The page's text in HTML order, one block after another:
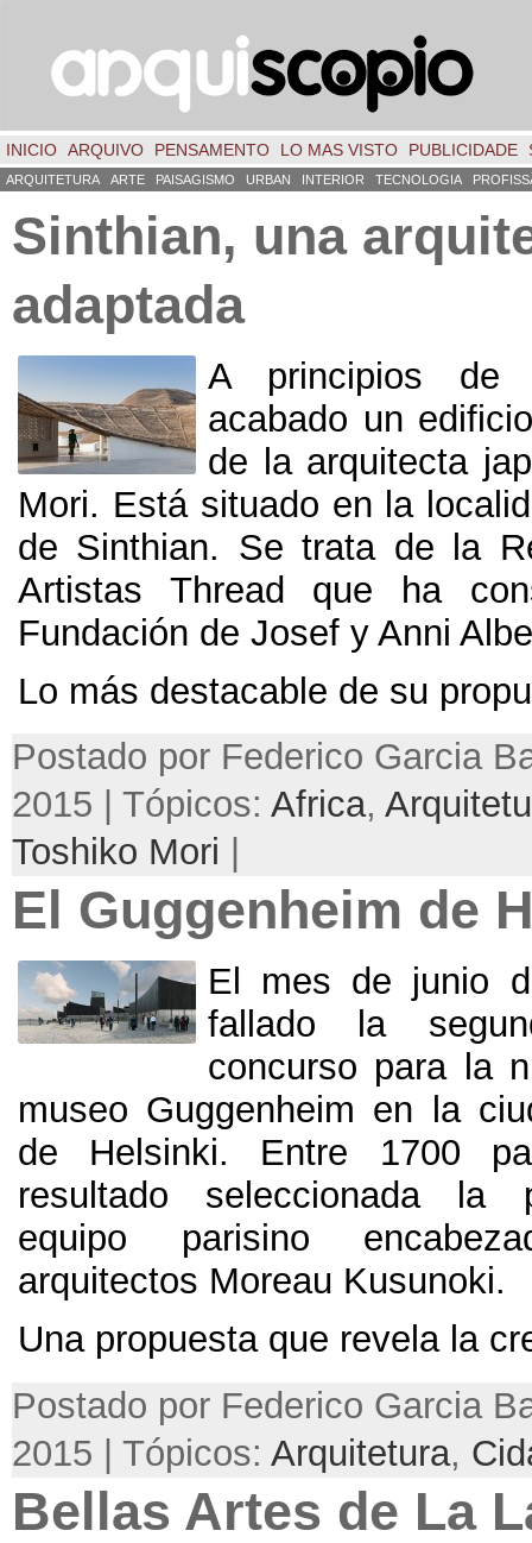
INICIO ARQUIVO PENSAMENTO LO MAS VISTO PUBLICIDADE
ARQUITETURA ARTE PAISAGISMO URBAN INTERIOR TECNOLOGIA
Sinthian, una
adaptada
A principios
acabado un
de la arquitecta
Mori. Está situado en la
de Sinthian. Se trata de la
Artistas Thread que ha
Fundación de Josef y Anni
Lo más destacable de su
Postado por Federico Garcia
2015 | Tópicos: Africa,
Toshiko Mori
El Guggenheim de
El mes de junio
fallado la
concurso para la
museo Guggenheim en la
de Helsinki. Entre 1700
resultado seleccionada la
equipo parisino
arquitectos Moreau Kusunoki.
Una propuesta que revela la
Postado por Federico Garcia
2015 | Tópicos: Arquitetura,
Bellas Artes de La